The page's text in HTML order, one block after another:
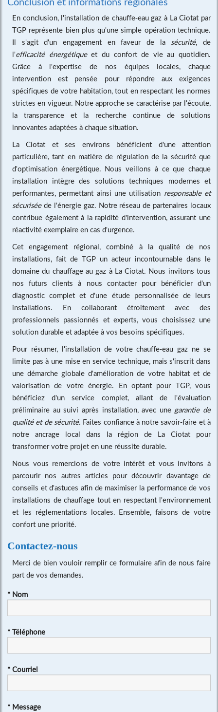
En conclusion, l'installation de chauffe-eau gaz à La Ciotat par
TGP représente bien plus qu'une simple opération technique.
Il s'agit d'un engagement en faveur de la sécurité, de
l'efficacité énergétiqueet du confort de vie au quotidien.
Grâce à l'expertise de nos équipes locales, chaque
intervention est pensée pour répondre aux exigences
spécifiques de votre habitation, tout en respectant les normes
strictes en vigueur. Notre approche se caractérise par l'écoute,
la transparence et la recherche continue de solutions
innovantes adaptées à chaque situation.
La Ciotat et ses environs bénéficient d'une attention
particulière, tant en matière de régulation de la sécurité que
d'optimisation énergétique. Nous veillons à ce que chaque
installation intègre des solutions techniques modernes et
performantes, permettant ainsi une utilisation responsable et
sécuriséede l'énergie gaz. Notre réseau de partenaires locaux
contribue également à la rapidité d'intervention, assurant une
réactivité exemplaire en cas d'urgence.
Cet engagement régional, combiné à la qualité de nos
installations, fait de TGP un acteur incontournable dans le
domaine du chauffage au gaz à La Ciotat. Nous invitons tous
nos futurs clients à nous contacter pour bénéficier d'un
diagnostic complet et d'une étude personnalisée de leurs
installations. En collaborant étroitement avec des
professionnels passionnés et experts, vous choisissez une
solution durable et adaptée à vos besoins spécifiques.
Pour résumer, l'installation de votre chauffe-eau gaz ne se
limite pas à une mise en service technique, mais s'inscrit dans
une démarche globale d'amélioration de votre habitat et de
valorisation de votre énergie. En optant pour TGP, vous
bénéficiez d'un service complet, allant de l'évaluation
préliminaire au suivi après installation, avec une garantie de
qualité et de sécurité. Faites confiance à notre savoir-faire et à
notre ancrage local dans la région de La Ciotat pour
transformer votre projet en une réussite durable.
Nous vous remercions de votre intérêt et vous invitons à
parcourir nos autres articles pour découvrir davantage de
conseils et d'astuces afin de maximiser la performance de vos
installations de chauffage tout en respectant l'environnement
et les réglementations locales. Ensemble, faisons de votre
confort une priorité.
Contactez-nous
Merci de bien vouloir remplir ce formulaire afin de nous faire
part de vos demandes.
* Nom
* Téléphone
* Courriel
* Message